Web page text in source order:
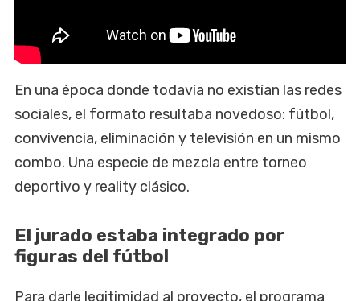
En una época donde todavía no existían las redes
sociales, el formato resultaba novedoso: fútbol,
convivencia, eliminación y televisión en un mismo
combo. Una especie de mezcla entre torneo
deportivo y reality clásico.
El jurado estaba integrado por
figuras del fútbol
Para darle legitimidad al proyecto, el programa